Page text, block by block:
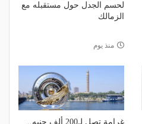
لحسم الجدل حول مستقبله مع
الزمالك
منذ يوم
غرامة تصل لـ200 ألف جنيه..